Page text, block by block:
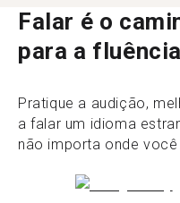
Falar é o
para a fluência
Pratique a audição,
a falar um idioma
não importa onde você